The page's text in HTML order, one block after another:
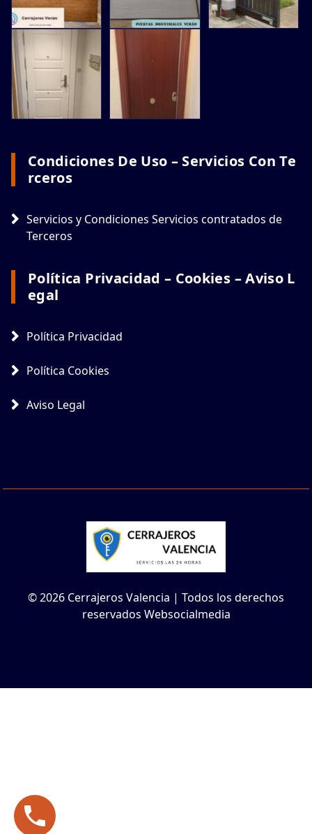
Condiciones De Uso – Servicios Con Te
Rceros
Servicios y Condiciones Servicios contratados de
Terceros
Política Privacidad – Cookies – Aviso L
Egal
Política Privacidad
Política Cookies
Aviso Legal
© 2026 Cerrajeros Valencia | Todos los derechos
reservados Websocialmedia